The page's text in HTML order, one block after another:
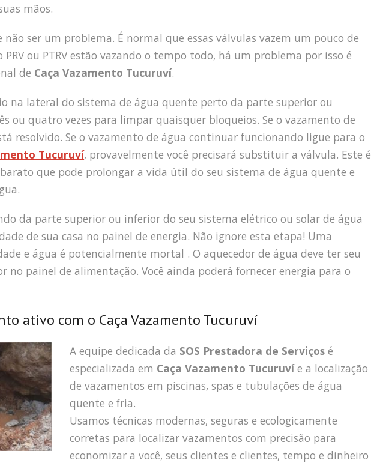
mãos.
não ser um problema. É normal que essas válvulas vazem um pouco de
PRV ou PTRV estão vazando o tempo todo, há um problema por isso é
de Caça Vazamento Tucuruví.
na lateral do sistema de água quente perto da parte superior ou
ou quatro vezes para limpar quaisquer bloqueios. Se o vazamento de
resolvido. Se o vazamento de água continuar funcionando ligue para o
Tucuruví, provavelmente você precisará substituir a válvula. Este é
que pode prolongar a vida útil do seu sistema de água quente e
da parte superior ou inferior do seu sistema elétrico ou solar de água
de sua casa no painel de energia. Não ignore esta etapa! Uma
e água é potencialmente mortal . O aquecedor de água deve ter seu
no painel de alimentação. Você ainda poderá fornecer energia para o
ativo com o Caça Vazamento Tucuruví
A equipe dedicada da SOS Prestadora de Serviços é
especializada em Caça Vazamento Tucuruvíe a localização
de vazamentos em piscinas, spas e tubulações de água
quente e fria.
Usamos técnicas modernas, seguras e ecologicamente
corretas para localizar vazamentos com precisão para
economizar a você, seus clientes e clientes, tempo e dinheiro